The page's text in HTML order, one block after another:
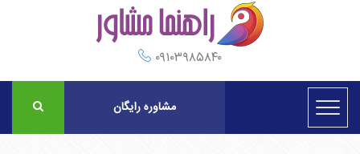
۰۹۱۰۳۹۸۵۸۴۰
مشاوره رایگان